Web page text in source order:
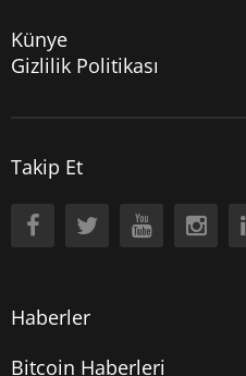
Künye
Gizlilik Politikası
Takip Et
Haberler
Bitcoin Haberleri